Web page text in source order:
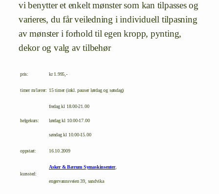
vi benytter et enkelt mønster som kan tilpasses og
varieres, du får veiledning i individuell tilpasning
av mønster i forhold til egen kropp, pynting,
dekor og valg av tilbehør
pris: kr 1.995,-
timer m/lærer: 15 timer (inkl. pauser lørdag og søndag)
helgekurs:
fredag kl 18.00-21.00
lørdag kl 10.00-17.00
søndag kl 10.00-15.00
oppstart: 16.10.2009
kurssted:
Asker & Bærum Symaskinsenter,
engervannsveien 39, sandvika